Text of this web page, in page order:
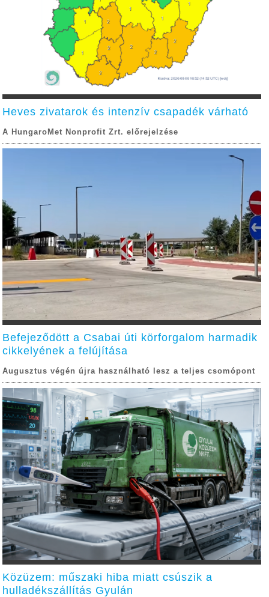
Heves zivatarok és intenzív csapadék várható
A HungaroMet Nonprofit Zrt. előrejelzése
Befejeződött a Csabai úti körforgalom harmadik
cikkelyének a felújítása
Augusztus végén újra használható lesz a teljes csomópont
Közüzem: műszaki hiba miatt csúszik a
hulladékszállítás Gyulán